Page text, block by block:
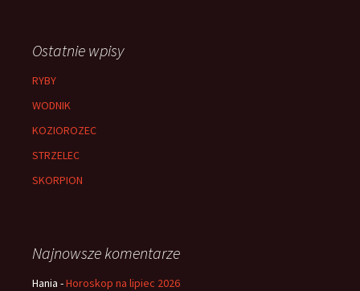
Ostatnie wpisy
RYBY
WODNIK
KOZIOROZEC
STRZELEC
SKORPION
Najnowsze komentarze
Hania -Horoskop na lipiec 2026